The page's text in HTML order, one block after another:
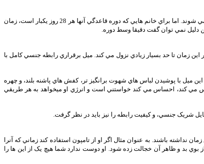
تشخيص دقيق روز تخمک گذاري به اين دليل که هر فردي دوره مخصوص به خود را دارد قدري دشوار است. برخي خانم ها هر 20 روز يکبار و عده اي ديگر هر 60 روز يکبار قاعده مي شوند. اما براي خانم هايي که دوره قاعدگي آنها هر 28 روز يکبار است، زمان
زمان تا حد بسيار زيادي نزول مي کند. ميل برقراري رابطه جنسي کامل با
ميل با پوشيدن لباس هاي شهوت برانگيز تر، کفش هاي پاشنه بلند، و چهره
مي کند، احساس مي کند خواستني است و انرژي او ميخواهد به هر طريقي
شريک جنسي، و کيفيت رابطه را نيز بايد در نظر گرفت.
نداشته باشند. به عنوان مثال اگر او از تامپون استفاده کند زماني که آنرا
بد و ظاهر آن خجالت زده شود. او دوست ندارد شما هيچ يک از اين ها را